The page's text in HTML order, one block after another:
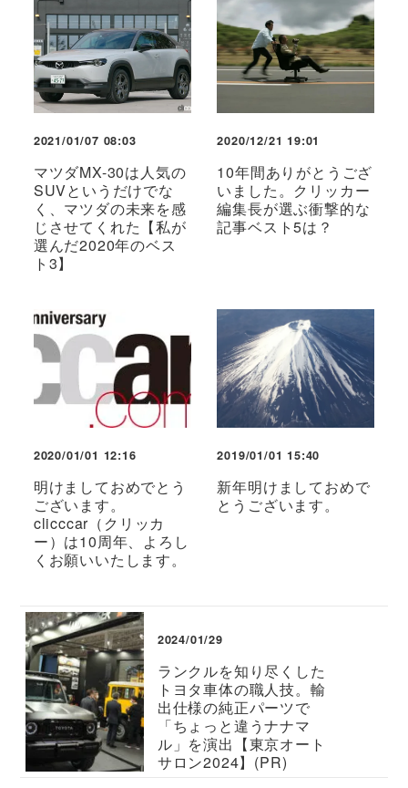
2021/01/07 08:03
マツダMX-30は人気の
SUVというだけでな
く、マツダの未来を感
じさせてくれた【私が
選んだ2020年のベス
ト3】
2020/12/21 19:01
10年間ありがとうござ
いました。クリッカー
編集長が選ぶ衝撃的な
記事ベスト5は？
2020/01/01 12:16
明けましておめでとう
ございます。
clicccar（クリッカ
ー）は10周年、よろし
くお願いいたします。
2019/01/01 15:40
新年明けましておめで
とうございます。
2024/01/29
ランクルを知り尽くした
トヨタ車体の職人技。輸
出仕様の純正パーツで
「ちょっと違うナナマ
ル」を演出【東京オート
サロン2024】(PR)